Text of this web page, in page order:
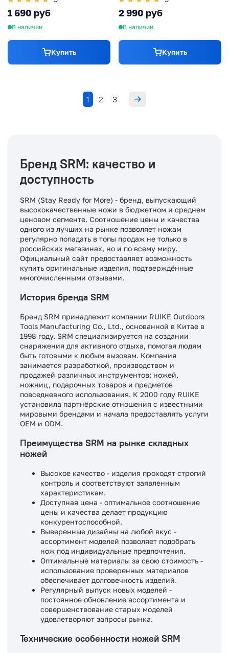
FRN
1 690 руб
В наличии
Купить
2 990 руб
В наличии
Купить
1 2 3
Бренд SRM: качество и
доступность
SRM (Stay Ready for More) - бренд, выпускающий
высококачественные ножи в бюджетном и среднем
ценовом сегменте. Соотношение цены и качества
одного из лучших на рынке позволяет ножам
регулярно попадать в топы продаж не только в
российских магазинах, но и по всему миру.
Официальный сайт предоставляет возможность
купить оригинальные изделия, подтверждённые
многочисленными отзывами.
История бренда SRM
Бренд SRM принадлежит компании RUIKE Outdoors
Tools Manufacturing Co., Ltd., основанной в Китае в
1998 году. SRM специализируется на создании
снаряжения для активного отдыха, помогая людям
быть готовыми к любым вызовам. Компания
занимается разработкой, производством и
продажей различных инструментов: ножей,
ножниц, подарочных товаров и предметов
повседневного использования. К 2000 году RUIKE
установила партнёрские отношения с известными
мировыми брендами и начала предоставлять услуги
OEM и ODM.
Преимущества SRM на рынке складных
ножей
Высокое качество - изделия проходят строгий
контроль и соответствуют заявленным
характеристикам.
Доступная цена - оптимальное соотношение
цены и качества делает продукцию
конкурентоспособной.
Выверенные дизайны на любой вкус -
ассортимент моделей позволяет подобрать
нож под индивидуальные предпочтения.
Оптимальные материалы за свою стоимость -
использование проверенных материалов
обеспечивает долговечность изделий.
Регулярный выпуск новых моделей -
постоянное обновление ассортимента и
совершенствование старых моделей
удовлетворяют запросы рынка.
Технические особенности ножей SRM